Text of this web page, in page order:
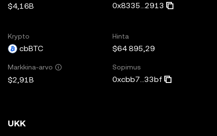
$4,16B 0x8335...2913
Krypto
cbBTC
Hinta
$64 895,29
Markkina-arvo
$2,91B
Sopimus
0xcbb7...33bf
UKK